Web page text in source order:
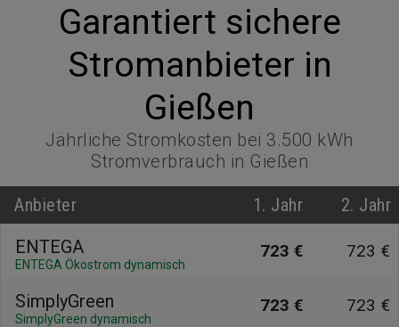
Garantiert sichere
Stromanbieter in
Gießen
Jährliche Stromkosten bei 3.500 kWh
Stromverbrauch in Gießen
Anbieter 1. Jahr
2. Jahr
ENTEGA
ENTEGA Ökostrom dynamisch
723 € 723 €
SimplyGreen
SimplyGreen dynamisch
723 € 723 €